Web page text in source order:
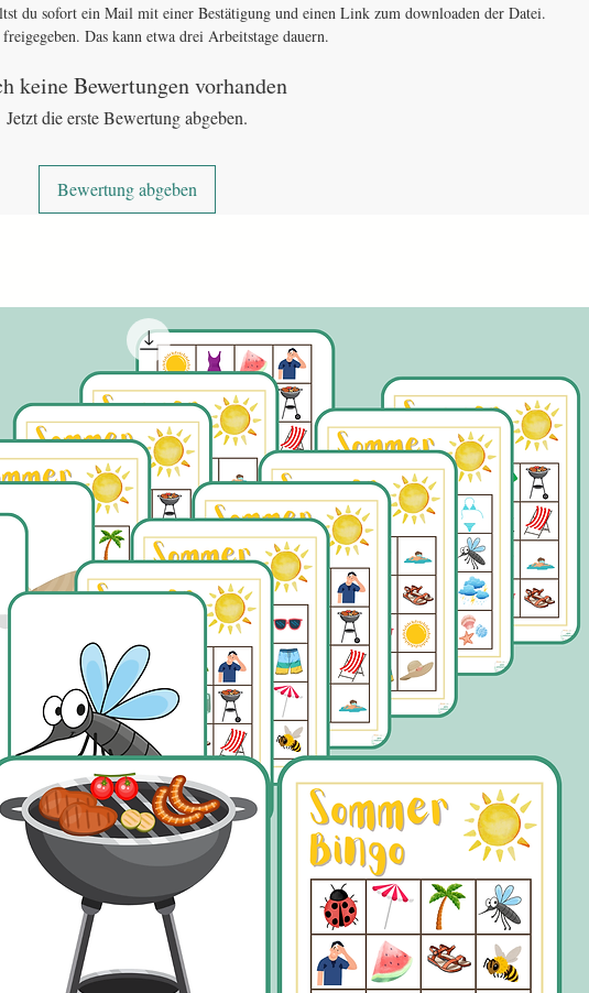
du sofort ein Mail mit einer Bestätigung und einen Link zum downloaden der Datei.
Das kann etwa drei Arbeitstage dauern.
keine Bewertungen vorhanden
Jetzt die erste Bewertung abgeben.
Bewertung abgeben